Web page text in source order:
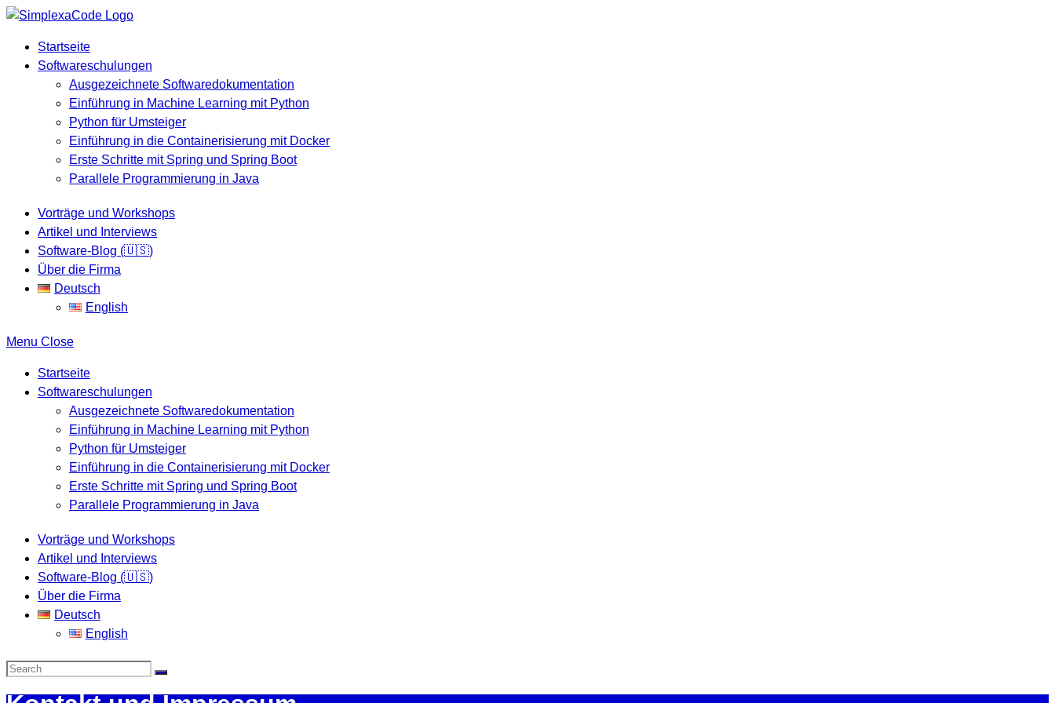
Startseite
Softwareschulungen
Ausgezeichnete Softwaredokumentation
Einführung in Machine Learning mit Python
Python für Umsteiger
Einführung in die Containerisierung mit Docker
Erste Schritte mit Spring und Spring Boot
Parallele Programmierung in Java
Vorträge und Workshops
Artikel und Interviews
Software-Blog (🇺🇸)
Über die Firma
Deutsch
English
Menu Close
Startseite
Softwareschulungen
Ausgezeichnete Softwaredokumentation
Einführung in Machine Learning mit Python
Python für Umsteiger
Einführung in die Containerisierung mit Docker
Erste Schritte mit Spring und Spring Boot
Parallele Programmierung in Java
Vorträge und Workshops
Artikel und Interviews
Software-Blog (🇺🇸)
Über die Firma
Deutsch
English